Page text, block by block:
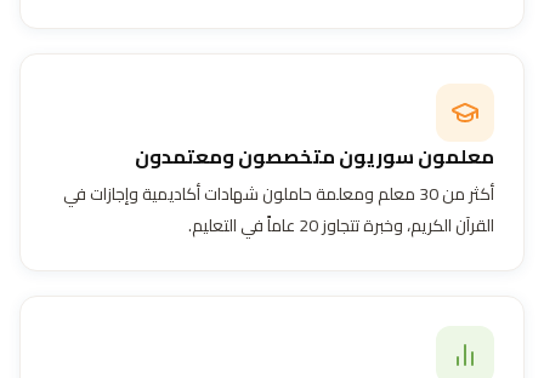
معلمون سوريون متخصصون ومعتمدون
أكثر من 30 معلم ومعلمة حاملون شهادات أكاديمية وإجازات في
القرآن الكريم، وخبرة تتجاوز 20 عاماً في التعليم.